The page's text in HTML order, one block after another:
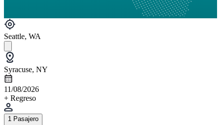
Seattle, WA
Syracuse, NY
11/08/2026
+ Regreso
1 Pasajero